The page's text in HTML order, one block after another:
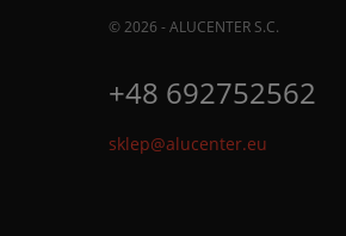
© 2026 - ALUCENTER S.C.
+48 692752562
sklep@alucenter.eu